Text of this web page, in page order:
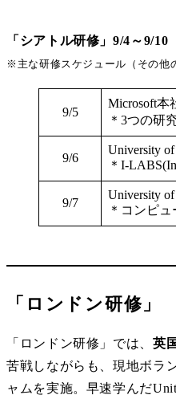
「シアトル研修」9/4～9/10
※主な研修スケジュール（その他
9/5
Microsoft本
＊3つの研
9/6
University of
＊I-
9/7
University of
＊コンピ
「ロンドン研修」
「ロンドン研修」では、英
苦戦しながらも、現地ボラ
ャムを実施。早速学んだ